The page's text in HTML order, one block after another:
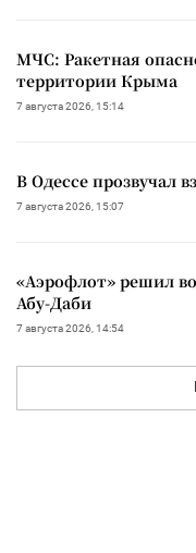
МЧС: Ракетная
территории Крыма
7 августа 2026, 15:14
В Одессе прозвучал
7 августа 2026, 15:07
«Аэрофлот» решил
Абу-Даби
7 августа 2026, 14:54